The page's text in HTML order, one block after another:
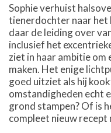
Sophie verhuist
tienerdochter naar het
daar de leiding over
inclusief het
ziet in haar ambitie
maken. Het enige
goed uitziet als hij
omstandigheden echt
grond stampen? Of is
compleet nieuw recept